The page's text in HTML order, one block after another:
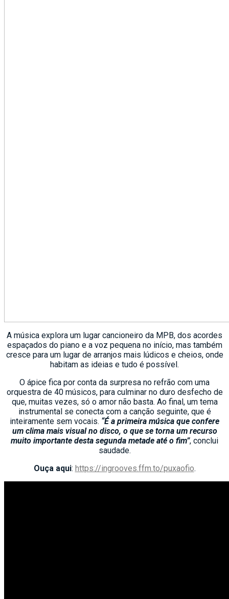
A música explora um lugar cancioneiro da MPB, dos acordes
espaçados do piano e a voz pequena no início, mas também
cresce para um lugar de arranjos mais lúdicos e cheios, onde
habitam as ideias e tudo é possível.
O ápice fica por conta da surpresa no refrão com uma
orquestra de 40 músicos, para culminar no duro desfecho de
que, muitas vezes, só o amor não basta. Ao final, um tema
instrumental se conecta com a canção seguinte, que é
inteiramente sem vocais. “É a primeira música que confere
um clima mais visual no disco, o que se torna um recurso
muito importante desta segunda metade até o fim”, conclui
saudade.
Ouça aqui: https://ingrooves.ffm.to/puxaofio.